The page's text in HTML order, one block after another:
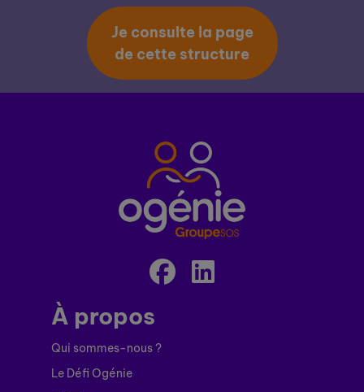
Je consulte la page
de cette structure
À propos
Qui sommes-nous ?
Le Défi Ogénie